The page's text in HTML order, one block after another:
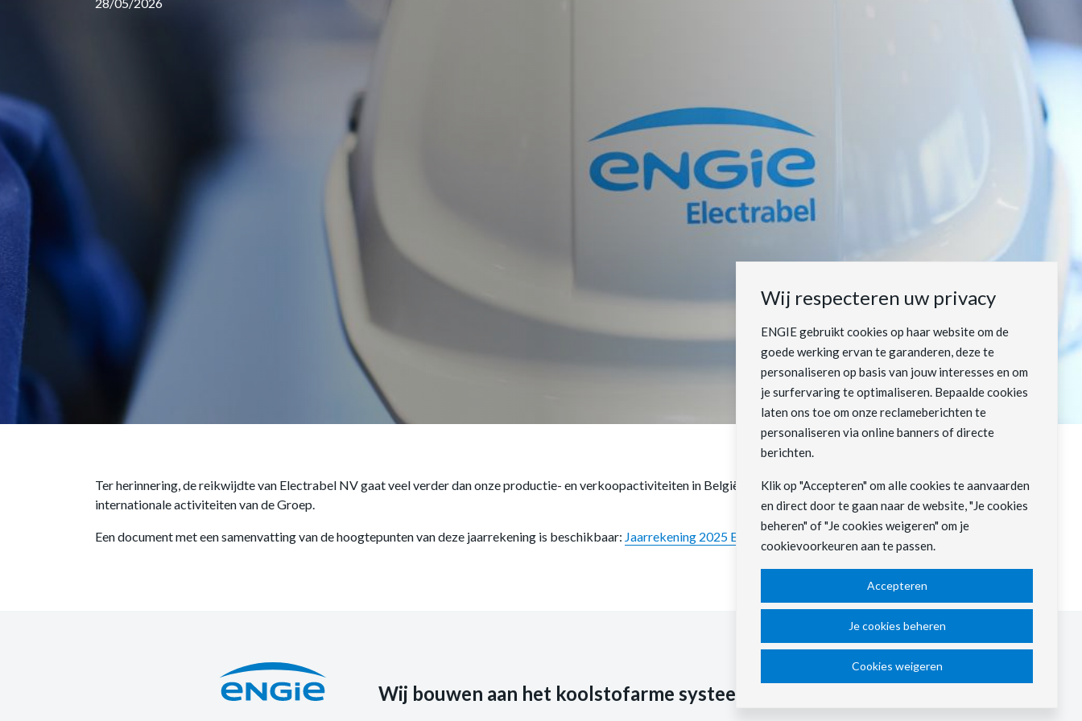
Ter herinnering, de reikwijdte van Electrabel NV gaat veel verder dan onze productie- en verkoopactiviteiten in België. De NV omvat ook belangen in de
internationale activiteiten van de Groep.
Een document met een samenvatting van de hoogtepunten van deze jaarrekening is beschikbaar: Jaarrekening 2025 Electrabel NV - Markante feiten
Wij bouwen aan het koolstofarme systeem van morgen.
Wij respecteren uw privacy
ENGIE gebruikt cookies op haar website om de
goede werking ervan te garanderen, deze te
personaliseren op basis van jouw interesses en om
je surfervaring te optimaliseren. Bepaalde cookies
laten ons toe om onze reclameberichten te
personaliseren via online banners of directe
berichten.
Klik op "Accepteren" om alle cookies te aanvaarden
en direct door te gaan naar de website, "Je cookies
beheren" of "Je cookies weigeren" om je
cookievoorkeuren aan te passen.
Accepteren
Je cookies beheren
Cookies weigeren